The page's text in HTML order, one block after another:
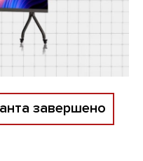
завершено